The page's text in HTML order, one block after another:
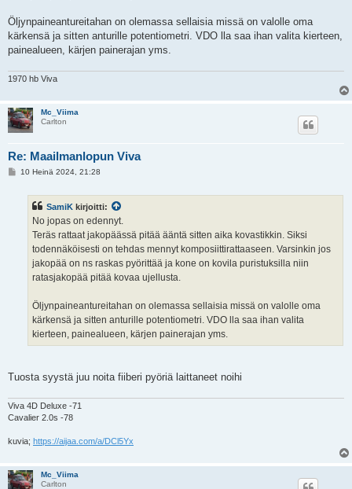
Öljynpaineantureitahan on olemassa sellaisia missä on valolle oma
kärkensä ja sitten anturille potentiometri. VDO lla saa ihan valita kierteen,
painealueen, kärjen painerajan yms.
1970 hb Viva
Mc_Viima
Carlton
Re: Maailmanlopun Viva
V10 Heinä 2024, 21:28
SamiK kirjoitti:
No jopas on edennyt.
Teräs rattaat jakopäässä pitää ääntä sitten aika kovastikkin. Siksi
todennäköisesti on tehdas mennyt komposiittirattaaseen. Varsinkin jos
jakopää on ns raskas pyörittää ja kone on kovila puristuksilla niin
ratasjakopää pitää kovaa ujellusta.
Öljynpaineantureitahan on olemassa sellaisia missä on valolle oma
kärkensä ja sitten anturille potentiometri. VDO lla saa ihan valita
kierteen, painealueen, kärjen painerajan yms.
Tuosta syystä juu noita fiiberi pyöriä laittaneet noihi
Viva 4D Deluxe -71
Cavalier 2.0s -78
kuvia; https://aijaa.com/a/DCl5Yx
Mc_Viima
Carlton